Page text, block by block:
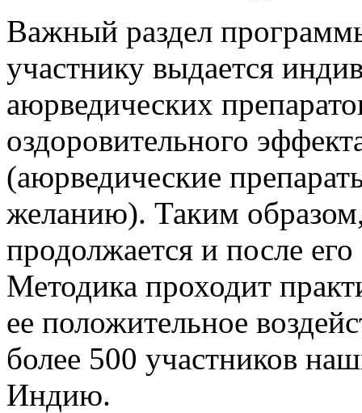
Важный раздел
участнику выдается
аюрведических
оздоровительного
(аюрведические
желанию). Таким
продолжается и после
Методика проходит
ее положительное
более 500 участников
Индию.